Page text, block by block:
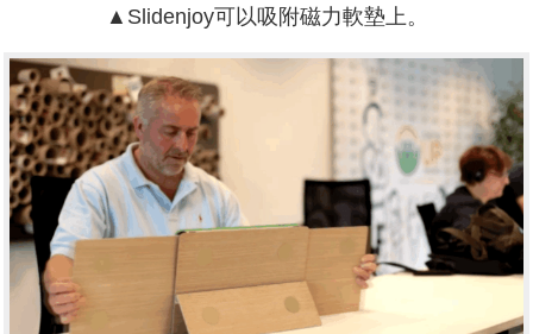
▲Slidenjoy可以吸附磁力軟墊上。